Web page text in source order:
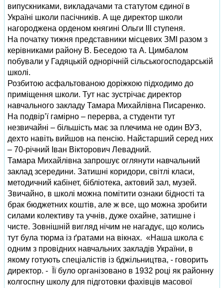
випускниками, викладачами та статутом єдиної в
Україні школи пасічників. А ще директор школи
нагороджена орденом княгині Ольги ІІІ ступеня.
На початку тижня представники місцевих ЗМІ разом з
керівниками району В. Беседою та А. Цимбалом
побували у Гадяцькій однорічній сільськогосподарській
школі.
Розбитою асфальтованою доріжкою підходимо до
приміщення школи. Тут нас зустрічає директор
навчального закладу Тамара Михайлівна Писаренко.
На подвір’ї гамірно – перерва, а студенти тут
незвичайні – більшість має за плечима не один ВУЗ,
дехто навіть вийшов на пенсію. Найстарший серед них
– 70-річний Іван Вікторович Левадний.
Тамара Михайлівна запрошує оглянути навчальний
заклад зсередини. Затишні коридори, світлі класи,
методичний кабінет, бібліотека, актовий зал, музей.
Звичайно, в школі можна помітити ознаки бідності та
брак бюджетних коштів, але ж все, що можна зробити
силами колективу та учнів, дуже охайне, затишне і
чисте. Зовнішній вигляд нічим не нагадує, що колись
тут була тюрма із ґратами на вікнах. «Наша школа є
одним з провідних навчальних закладів України, в
якому готують спеціалістів із бджільництва, - говорить
директор. - Її було організовано в 1932 році як районну
колгоспну школу для підготовки фахівців масової